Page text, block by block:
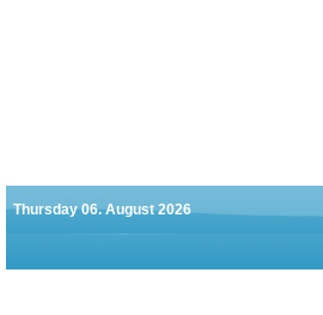
Thursday 06. August 2026